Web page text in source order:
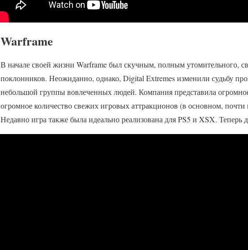
Warframe
В начале своей жизни Warframe был скучным, полным утомительного,
поклонников. Неожиданно, однако, Digital Extremes изменили судьбу
небольшой группы вовлеченных людей. Компания представила
огромное количество свежих игровых аттракционов (в основном,
Недавно игра также была идеально реализована для PS5 и XSX. Теперь